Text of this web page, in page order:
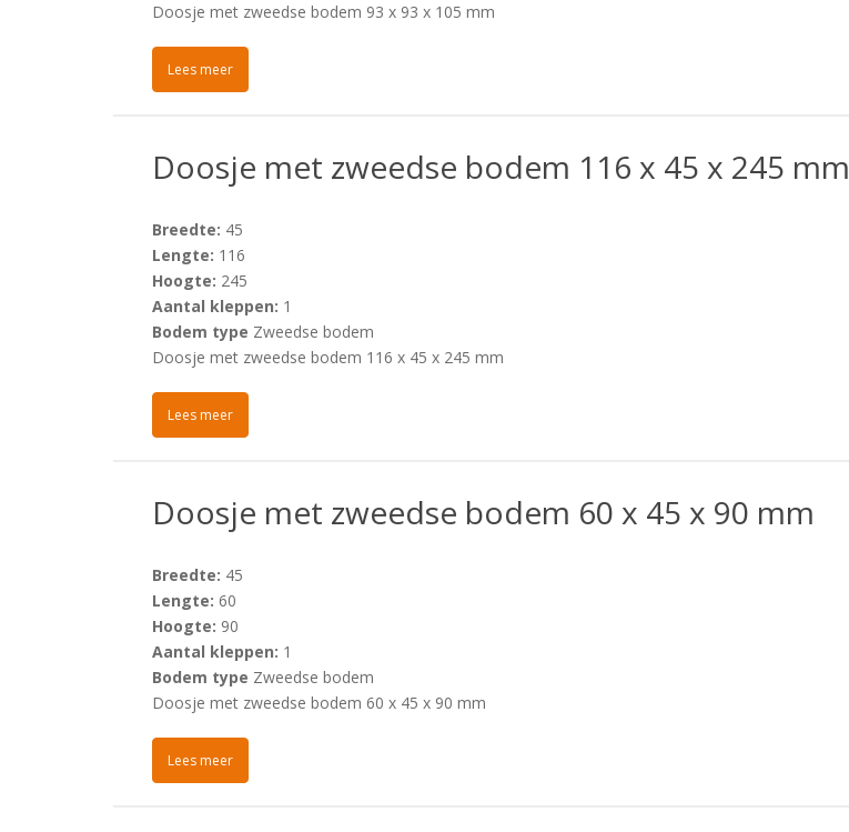
Doosje met zweedse bodem 93 x 93 x 105 mm
Lees meer
Doosje met zweedse bodem 116 x 45 x 245 mm
Breedte: 45
Lengte: 116
Hoogte: 245
Aantal kleppen: 1
Bodem type Zweedse bodem
Doosje met zweedse bodem 116 x 45 x 245 mm
Lees meer
Doosje met zweedse bodem 60 x 45 x 90 mm
Breedte: 45
Lengte: 60
Hoogte: 90
Aantal kleppen: 1
Bodem type Zweedse bodem
Doosje met zweedse bodem 60 x 45 x 90 mm
Lees meer